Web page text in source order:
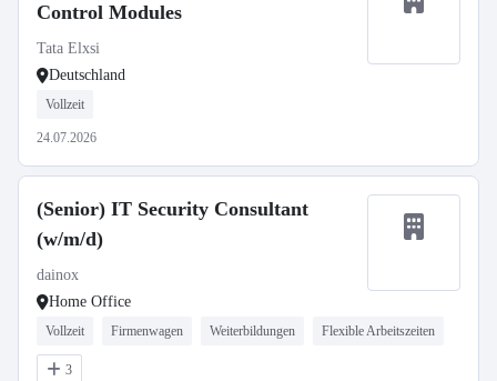
Control Modules
Tata Elxsi
Deutschland
Vollzeit
24.07.2026
(Senior) IT Security Consultant
(w/m/d)
dainox
Home Office
Vollzeit Firmenwagen Weiterbildungen Flexible Arbeitszeiten
3